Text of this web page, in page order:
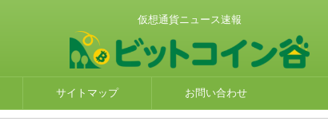
仮想通貨ニュース速報
サイトマップ お問い合わせ